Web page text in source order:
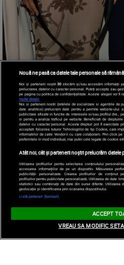
Nouă ne pasă ca datele tale personale să
Noi și partenerii noștri30 stocăm și/sau accesăm informații
prelucrarea datelor cu caracter personal. Puteți accepta sau
pe pagina cu politica de confidențialitate. Aceste alegeri vor fi
multe detalii
Noi si partenerii nostri (retelele de socializare si agentiile de
date analitice) prelucram date pentru a permite website-ului
publicitare afisate in functie de interesele si/sau profilul dvs.,
si pentru a analiza traficul pe website. Beneficiati de
datelor cu caracter personal. Aceste drepturi pot fi exercitate
acceptati folosirea tuturor Tehnologiilor de tip Cookie, care
informatiilor de catre Vendor-ii cu care colaboram. Prin click pe
preferintele in mod individual, mai putin cele legate de cookie
Atât noi, cât și partenerii noștri prelucrăm datele
Utilizarea profilurilor pentru selectarea conținutului
accesarea informațiilor de pe un dispozitiv. Măsurarea
publicității personalizate. Crearea profilurilor de conținut
profilurilor pentru publicitate personalizată. Utilizarea de date
statistici sau combinații de date din surse diferite. Utilizarea
geolocație și identificarea prin scanarea dispozitivului.
Listă parteneri (furnizori)
ACCEPT
VREAU SA MODIFIC